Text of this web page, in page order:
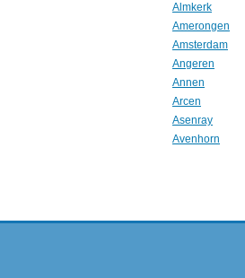
Almkerk
Amerongen
Amsterdam
Angeren
Annen
Arcen
Asenray
Avenhorn